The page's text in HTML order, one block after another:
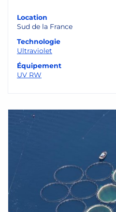
Location
Sud de la France
Technologie
Ultraviolet
Équipement
UV RW